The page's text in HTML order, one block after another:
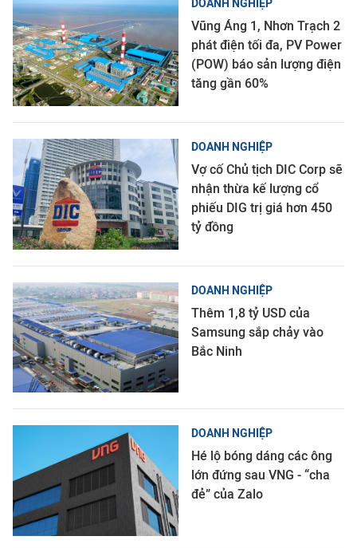
DOANH NGHIỆP
Vũng Áng 1, Nhơn Trạch 2
phát điện tối đa, PV Power
(POW) báo sản lượng điện
tăng gần 60%
DOANH NGHIỆP
Vợ cố Chủ tịch DIC Corp sẽ
nhận thừa kế lượng cổ
phiếu DIG trị giá hơn 450
tỷ đồng
DOANH NGHIỆP
Thêm 1,8 tỷ USD của
Samsung sắp chảy vào
Bắc Ninh
DOANH NGHIỆP
Hé lộ bóng dáng các ông
lớn đứng sau VNG - “cha
đẻ” của Zalo